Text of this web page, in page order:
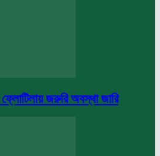
জরুরি অবস্থা জারি